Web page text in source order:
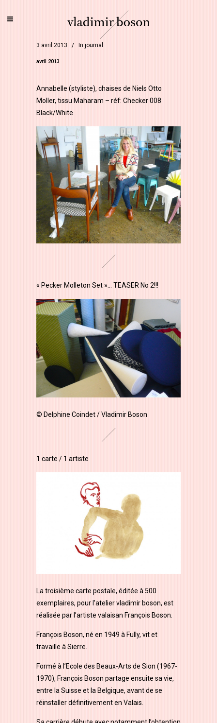
3 avril 2013 In journal
avril 2013
Annabelle (styliste), chaises de Niels Otto
Moller, tissu Maharam – réf: Checker 008
Black/White
« Pecker Molleton Set »… TEASER No 2!!!
© Delphine Coindet / Vladimir Boson
1 carte / 1 artiste
La troisième carte postale, éditée à 500
exemplaires, pour l’atelier vladimir boson, est
réalisée par l’artiste valaisan François Boson.
François Boson, né en 1949 à Fully, vit et
travaille à Sierre.
Formé à l’Ecole des Beaux-Arts de Sion (1967-
1970), François Boson partage ensuite sa vie,
entre la Suisse et la Belgique, avant de se
réinstaller définitivement en Valais.